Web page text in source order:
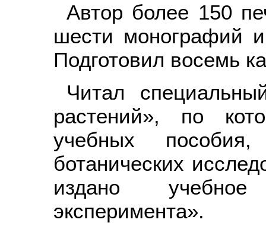
Автор более 150
шести монографий
Подготовил восемь
Читал
растений», по
учебных
ботанических
издано
эксперимента».